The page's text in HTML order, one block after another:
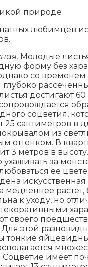
любимцев
Молодые
форму без
со временем
глубоко
достигают 60
соцветия,
25 сантиметров в
из
оттенком. В
3 метров в
ухаживать за
ее
медленнее растет,
к уходу, но
своего
Для этой
тонкие
Соцветие имеет